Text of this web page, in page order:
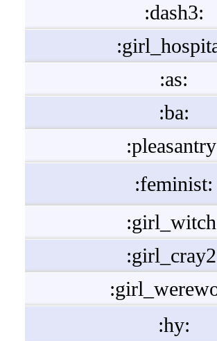
:dash3:
:as:
:ba:
:feminist:
:hy: